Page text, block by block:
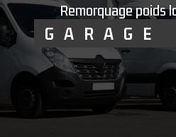
remorquage poids